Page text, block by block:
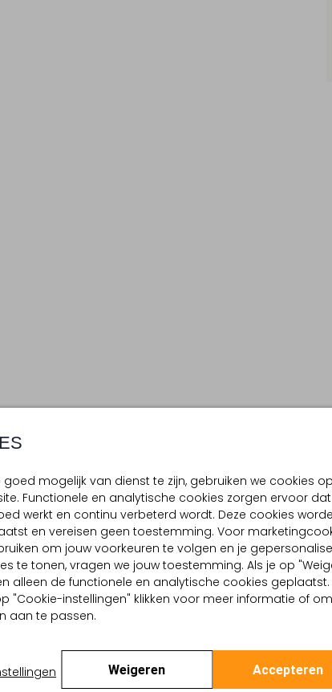
goed mogelijk van dienst te zijn, gebruiken we cookies op
Functionele en analytische cookies zorgen ervoor
werkt en continu verbeterd wordt. Deze cookies
en vereisen geen toestemming. Voor
om jouw voorkeuren te volgen en je
te tonen, vragen we jouw toestemming. Als je op
alleen de functionele en analytische cookies geplaatst.
"Cookie-instellingen" klikken voor meer informatie of
aan te passen.
Weigeren Accepteren
& RETOURNEREN
& PASVORM
Wol
Polyester
OMSCHRIJVING
Ontdek de UGGFLUFF
dames die stijl en comfort
accessoires zijn een must-
luxe uit, terwijl de
houdt. De subtiele
wintergarderobe. UGG
tijdloze ontwerpen,